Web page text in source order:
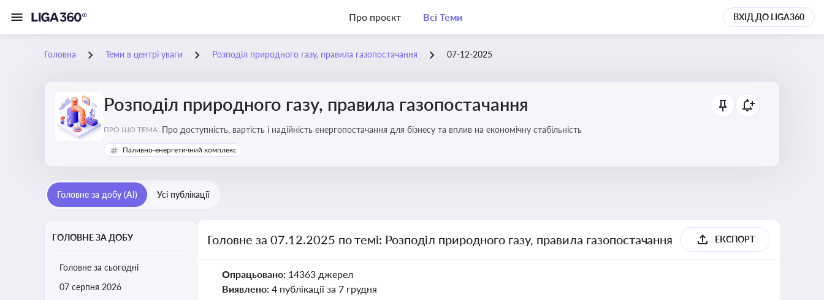
Про проєкт Всі Теми ВХІД ДО LIGA360
Головна Теми в центрі уваги Розподіл природного газу, правила газопостачання 07-12-2025
Розподіл природного газу, правила газопостачання
ПРО ЩО ТЕМА: Про доступність, вартість і надійність енергопостачання для бізнесу та вплив на економічну стабільність
Паливно-енергетичний комплекс
Головне за добу (AI) Усі публікації
ГОЛОВНЕ ЗА ДОБУ
Головне за сьогодні
07 серпня 2026
Головне за 07.12.2025 по темі: Розподіл природного газу, правила газопостачання ЕКСПОРТ
Опрацьовано: 14363 джерел
Виявлено: 4 публікації за 7 грудня